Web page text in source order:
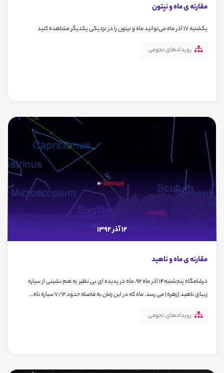
مقارنه ی ماه و نپتون
یکشنبه 17 آذر ماه می‌توانید ماه و نپتون را در نزدیکی یکدیگر مشاهده کنید
رویدادهای نجومی
12 آذر 1392
مقارنه ی ماه و ناهید
درشامگاه پنجشنبه14 آذر ماه 92، ماه در پدیده ای بی نظیر به هم نشینی از سیاره
زیبای ناهید (زهره) می رسد. ماه که در این زمان به فاصله حدود 7/12 سیاره ناه...
رویدادهای نجومی